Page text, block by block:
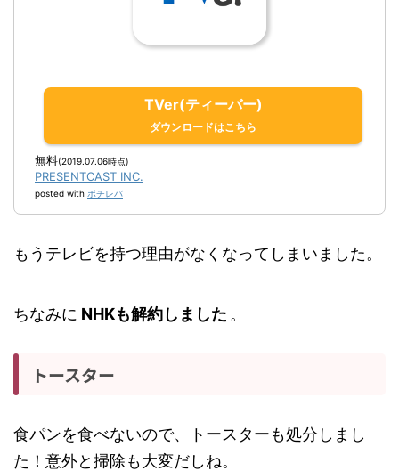
TVer(ティーバー)
無料(2019.07.06時点)
PRESENTCAST INC.
posted with ポチレバ
もうテレビを持つ理由がなくなってしまいました。
ちなみに NHKも解約しました 。
トースター
食パンを食べないので、トースターも処分しまし
た！意外と掃除も大変だしね。